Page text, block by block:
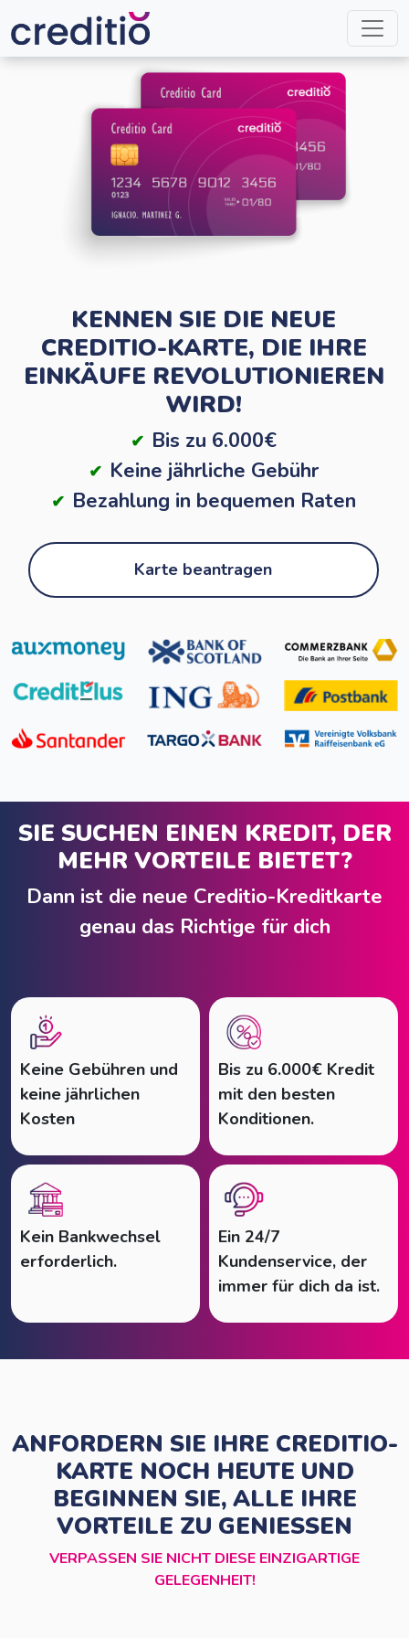
KENNEN SIE DIE NEUE
CREDITIO-KARTE, DIE IHRE
EINKÄUFE REVOLUTIONIEREN
WIRD!
Bis zu 6.000€
Keine jährliche Gebühr
Bezahlung in bequemen Raten
Karte beantragen
SIE SUCHEN EINEN KREDIT, DER
MEHR VORTEILE BIETET?
Dann ist die neue Creditio-Kreditkarte
genau das Richtige für dich
Keine Gebühren und
keine jährlichen
Kosten
Bis zu 6.000€ Kredit
mit den besten
Konditionen.
Kein Bankwechsel
erforderlich.
Ein 24/7
Kundenservice, der
immer für dich da ist.
ANFORDERN SIE IHRE CREDITIO-
KARTE NOCH HEUTE UND
BEGINNEN SIE, ALLE IHRE
VORTEILE ZU GENIESSEN
VERPASSEN SIE NICHT DIESE EINZIGARTIGE
GELEGENHEIT!